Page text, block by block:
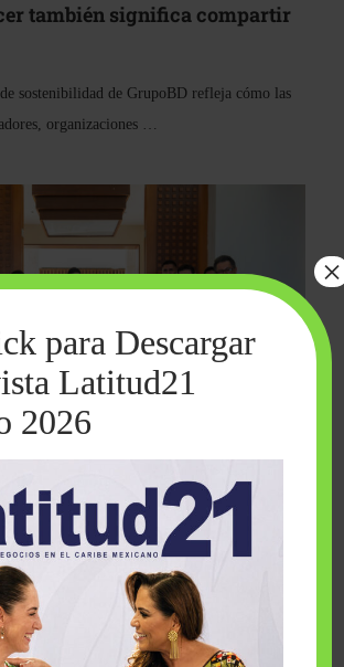
también significa compartir
sostenibilidad de GrupoBD refleja cómo las
organizaciones …
inspira; cumplen
Mayakoba y Make-A-Wish
y Make-A-Wish México unieron esfuerzos
para Descargar
Latitud21
2026
×